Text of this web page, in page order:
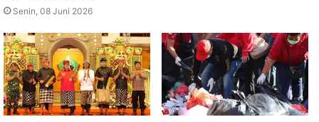
Senin, 08 Juni 2026